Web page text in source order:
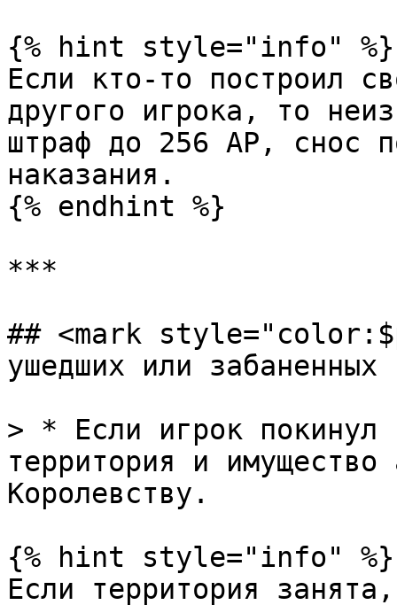
{% hint style="info" %}
Если кто-то построил
другого игрока, то
штраф до 256 АР, снос
наказания.
{% endhint %}
***
## <mark
ушедших или забаненных
> * Если игрок покинул
территория и имущество
Королевству.
{% hint style="info" %}
Если территория